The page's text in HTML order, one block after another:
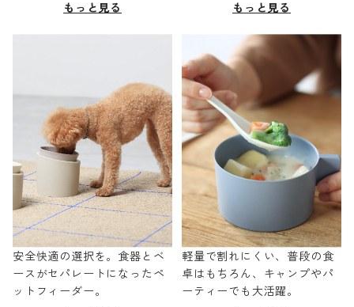
もっと見る
もっと見る
安全快適の選択を。食器とベ
ースがセパレートになったペ
ットフィーダー。
軽量で割れにくい、普段の食
卓はもちろん、キャンプやパ
ーティーでも大活躍。